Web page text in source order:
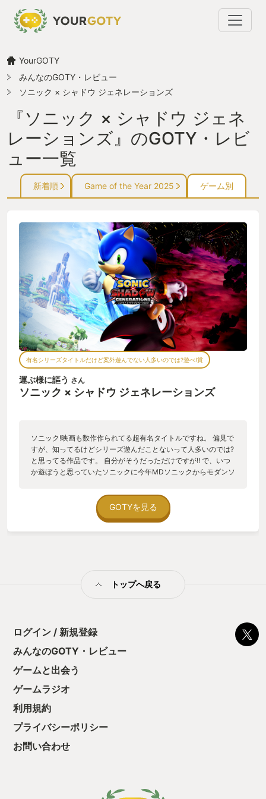
YourGOTY
みんなのGOTY・レビュー
ソニック × シャドウ ジェネレーションズ
『ソニック × シャドウ ジェネ
レーションズ』のGOTY・レビ
ュー一覧
新着順 Game of the Year 2025 ゲーム別
有名シリーズタイトルだけど案外遊んでない人多いのでは?遊べ!賞
運ぶ様に謳う さん
ソニック × シャドウ ジェネレーションズ
ソニック!映画も数作作られてる超有名タイトルですね。 偏見で
すが、知ってるけどシリーズ遊んだことないって人多いのでは?
と思ってる作品です。 自分がそうだっただけですが!! で、いつ
か遊ぼうと思っていたソニックに今年MDソニックからモダンソ
しっかり向き合わないとなーみたいな気持ちが働いてソフトは
所有しててもなかなか遊ばない事が多いんですよ。 ハイスピー
ドアクションがウリのソニックですが、遊んでると敵や穴やら
はお値段も良い感じで購入しやすいのでソニック気になってる
GOTYを見る
トップへ戻る
ログイン / 新規登録
みんなのGOTY・レビュー
ゲームと出会う
ゲームラジオ
利用規約
プライバシーポリシー
お問い合わせ